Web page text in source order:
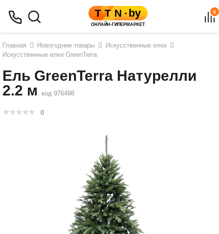
0
Главная Новогодние товары
Искусственные елки
Искусственные елки GreenTerra
Ель GreenTerra Натурелли
2.2 м
код 976498
0